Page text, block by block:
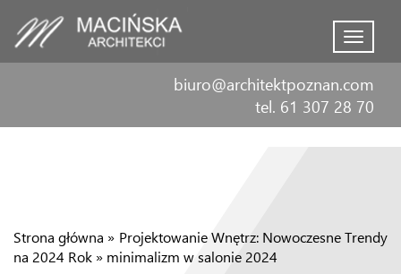
Menu
biuro@architektpoznan.com
tel. 61 307 28 70
Strona główna » Projektowanie Wnętrz: Nowoczesne Trendy
na 2024 Rok » minimalizm w salonie 2024